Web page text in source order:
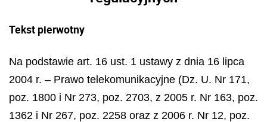
Tekst pierwotny
Na podstawie art. 16 ust. 1 ustawy z dnia 16 lipca
2004 r. – Prawo telekomunikacyjne (Dz. U. Nr 171,
poz. 1800 i Nr 273, poz. 2703, z 2005 r. Nr 163, poz.
1362 i Nr 267, poz. 2258 oraz z 2006 r. Nr 12, poz.